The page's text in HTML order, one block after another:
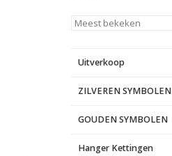
Uitverkoop
ZILVEREN SYMBOLEN
GOUDEN SYMBOLEN
Hanger Kettingen